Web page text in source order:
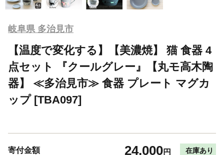
岐阜県 多治見市
【温度で変化する】【美濃焼】 猫 食器 4
点セット 『クールグレー』【丸モ高木陶
器】 ≪多治見市≫ 食器 プレート マグカ
ップ [TBA097]
寄付金額 24,000円 在庫あり